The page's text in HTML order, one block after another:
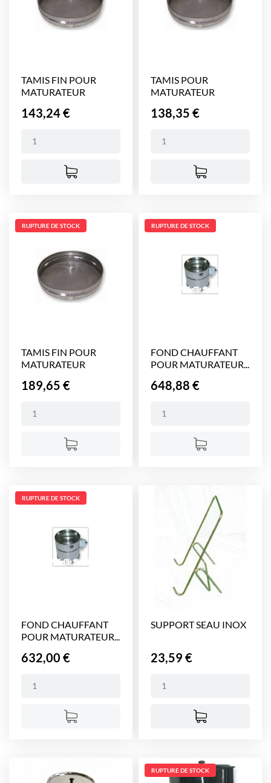
TAMIS FIN POUR
MATURATEUR
Prix
143,24 €
TAMIS POUR
MATURATEUR
Prix
138,35 €
TAMIS FIN POUR
MATURATEUR
Prix
189,65 €
RUPTURE DE STOCK
FOND CHAUFFANT
POUR MATURATEUR...
Prix
648,88 €
RUPTURE DE STOCK
FOND CHAUFFANT
POUR MATURATEUR...
Prix
632,00 €
RUPTURE DE STOCK
SUPPORT SEAU INOX
Prix
23,59 €
RUPTURE DE STOCK